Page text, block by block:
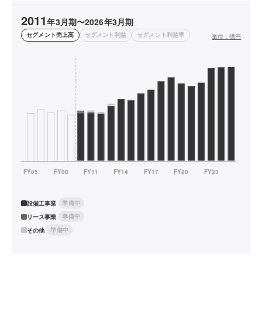
2011年3月期〜2026年3月期
セグメント売上高 セグメント利益 セグメント利益率 単位： 億円
設備工事業
準備中
リース事業
準備中
その他
準備中